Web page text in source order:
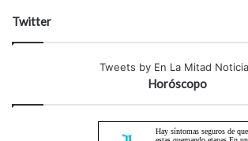
Twitter
Tweets by En La Mitad
Horóscopo